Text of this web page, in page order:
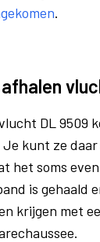
.
DL 9509
Je kunt ze
het soms
is gehaald
krijgen met